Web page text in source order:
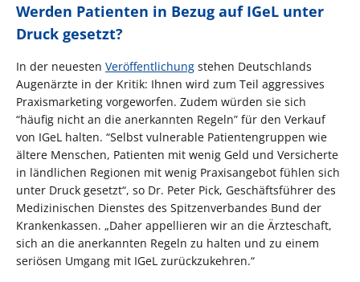
Werden Patienten in Bezug auf IGeL unter
Druck gesetzt?
In der neuesten Veröffentlichung stehen Deutschlands
Augenärzte in der Kritik: Ihnen wird zum Teil aggressives
Praxismarketing vorgeworfen. Zudem würden sie sich
“häufig nicht an die anerkannten Regeln” für den Verkauf
von IGeL halten. “Selbst vulnerable Patientengruppen wie
ältere Menschen, Patienten mit wenig Geld und Versicherte
in ländlichen Regionen mit wenig Praxisangebot fühlen sich
unter Druck gesetzt“, so Dr. Peter Pick, Geschäftsführer des
Medizinischen Dienstes des Spitzenverbandes Bund der
Krankenkassen. „Daher appellieren wir an die Ärzteschaft,
sich an die anerkannten Regeln zu halten und zu einem
seriösen Umgang mit IGeL zurückzukehren.“